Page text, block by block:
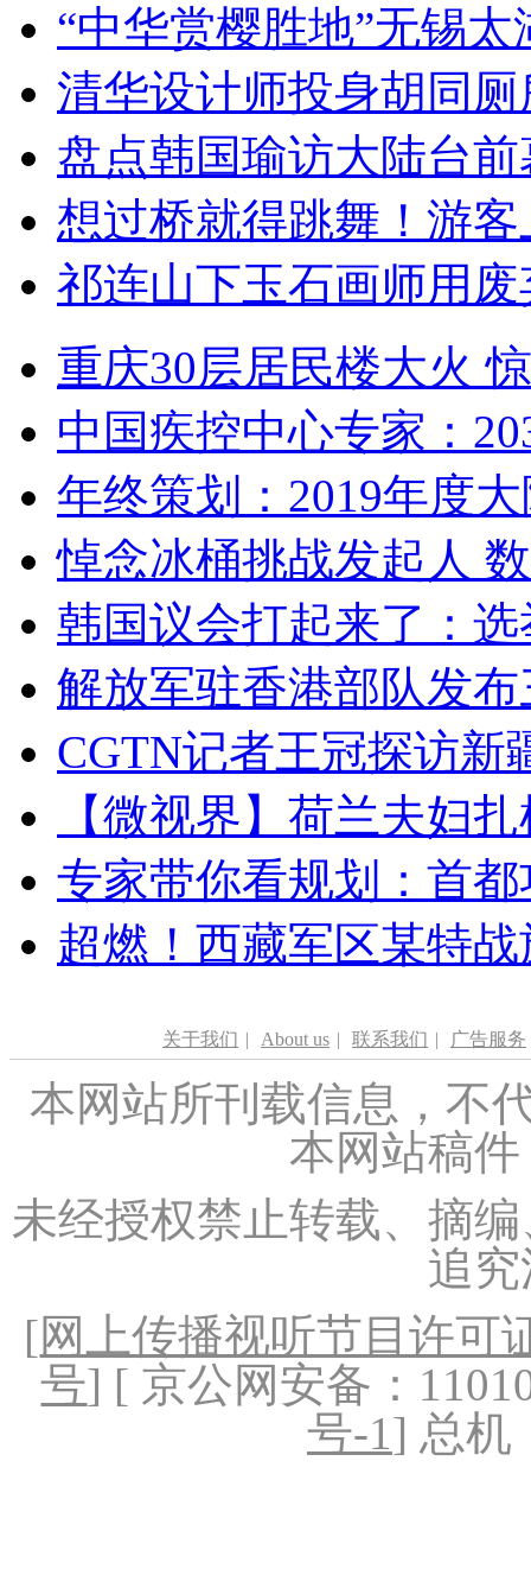
“中华赏樱胜地”无锡
清华设计师投身胡同
盘点韩国瑜访大陆台
想过桥就得跳舞！游客
祁连山下玉石画师用
重庆30层居民楼大火
中国疾控中心专家：
年终策划：2019年度
悼念冰桶挑战发起人
韩国议会打起来了：
解放军驻香港部队发
CGTN记者王冠探访新
【微视界】荷兰夫妇
专家带你看规划：首
超燃！西藏军区某特
关于我们 | About us | 联系我们 | 广告服务
本网站所刊载信息，不
本网站稿
未经授权禁止转载、摘
追
[网上传播视听节目许可
号] [ 京公网安备：
号-1] 总机